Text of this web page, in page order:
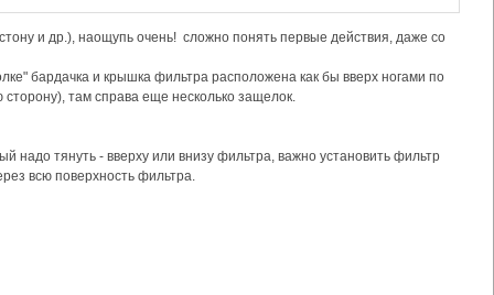
и др.), наощупь очень! сложно понять первые действия, даже со
бардачка и крышка фильтра расположена как бы вверх ногами по
сторону), там справа еще несколько защелок.
надо тянуть - вверху или внизу фильтра, важно установить фильтр
всю поверхность фильтра.